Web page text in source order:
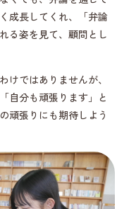
成長してくれ、「弁論
る姿を見て、顧問とし
けではありませんが、
自分も頑張ります」と
頑張りにも期待しよう